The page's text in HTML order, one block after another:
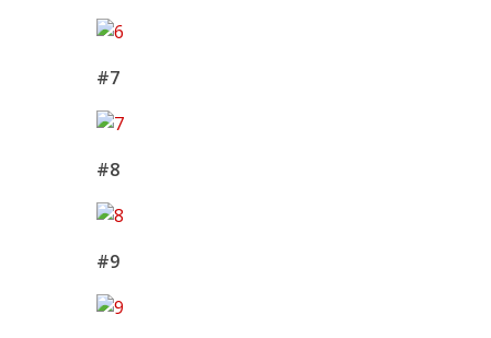
#7
#8
#9